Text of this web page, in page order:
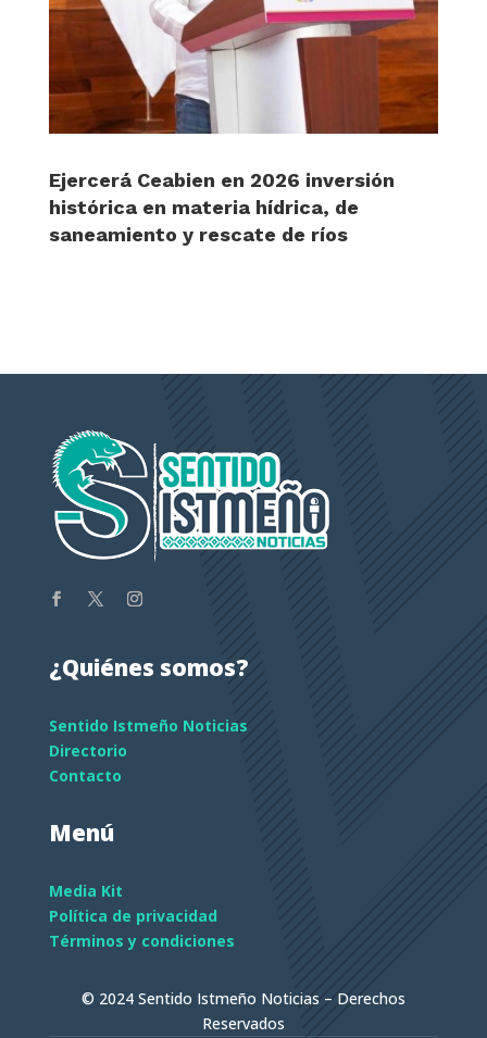
Ejercerá Ceabien en 2026 inversión
histórica en materia hídrica, de
saneamiento y rescate de ríos
¿Quiénes somos?
Sentido Istmeño Noticias
Directorio
Contacto
Menú
Media Kit
Política de privacidad
Términos y condiciones
© 2024 Sentido Istmeño Noticias – Derechos
Reservados